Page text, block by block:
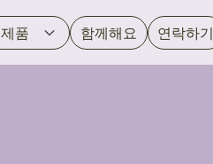
제품 함께해요 연락하기